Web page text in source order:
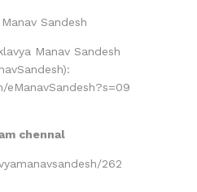
Sandesh
Manav Sandesh
chennal
262